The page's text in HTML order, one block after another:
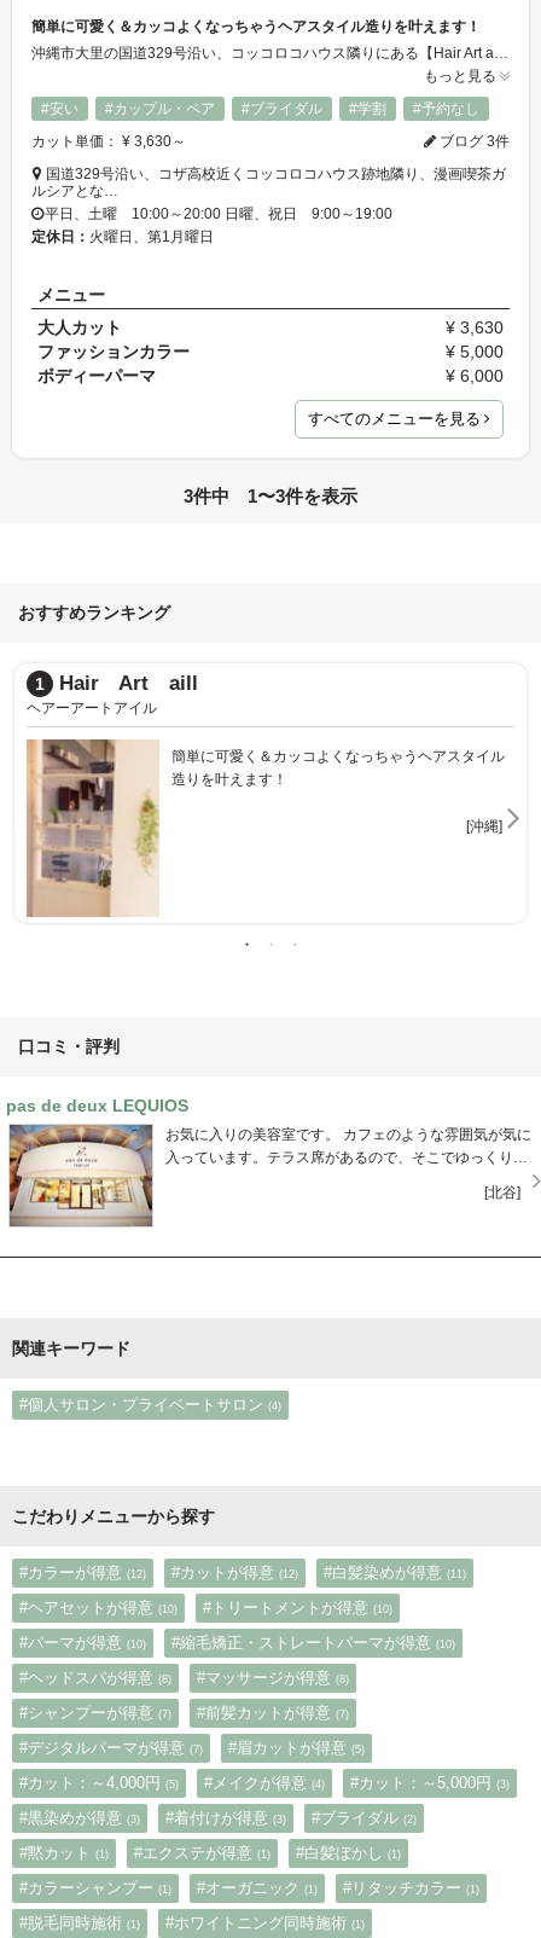
簡単に可愛く＆カッコよくなっちゃうヘアスタイル造りを叶えます！
もっと見る
#安い
#カップル・ペア #ブライダル #学割
#予約なし
カット単価： ¥ 3,630～
ブログ 3件
国道329号沿い、コザ高校近くコッコロコハウス跡地隣り、漫画喫茶ガ
ルシアとな…
平日、土曜 10:00～20:00 日曜、祝日 9:00～19:00
定休日： 火曜日、第1月曜日
メニュー
大人カット
¥ 3,630
ファッションカラー
¥ 5,000
ボディーパーマ
¥ 6,000
すべてのメニューを見る
3件中 1〜3件を表示
おすすめランキング
1 Hair Art aill
ヘアーアートアイル
簡単に可愛く＆カッコよくなっちゃうヘアスタイル
造りを叶えます！
[沖縄]
口コミ・評判
pas de deux LEQUIOS
お気に入りの美容室です。 カフェのような雰囲気が気に
入っています。テラス席があるので、そこでゆっくりと
利用させてもらっています。彼氏との待ち合わせ時間ま
[北谷]
関連キーワード
#個人サロン・プライベートサロン (4)
こだわりメニューから探す
#カラーが得意 (12) #カットが得意 (12) #白髪染めが得意 (11)
#ヘアセットが得意 (10) #トリートメントが得意 (10)
#パーマが得意 (10) #縮毛矯正・ストレートパーマが得意 (10)
#ヘッドスパが得意 (8) #マッサージが得意 (8)
#シャンプーが得意 (7) #前髪カットが得意 (7)
#デジタルパーマが得意 (7) #眉カットが得意 (5)
#カット：～4,000円 (5) #メイクが得意 (4) #カット：～5,000円 (3)
#黒染めが得意 (3) #着付けが得意 (3) #ブライダル (2)
#黙カット (1) #エクステが得意 (1) #白髪ぼかし (1)
#カラーシャンプー (1) #オーガニック (1) #リタッチカラー (1)
#脱毛同時施術 (1) #ホワイトニング同時施術 (1)